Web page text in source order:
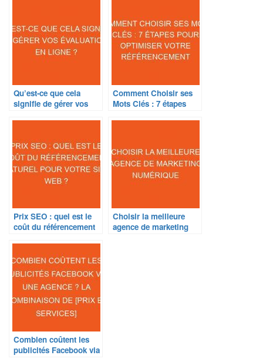
Qu’est-ce que cela
signifie de gérer vos
Comment Choisir ses
Mots Clés : 7 étapes
Prix SEO : quel est le
coût du référencement
Choisir la meilleure
agence de marketing
Combien coûtent les
publicités Facebook via